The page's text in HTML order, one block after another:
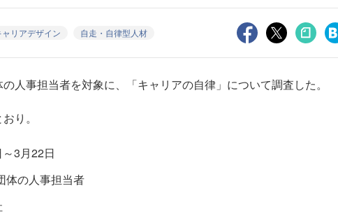
ャリアデザイン 自走・自律型人材
人事担当者を対象に、「キャリアの自律」について調査した。
り。
～3月22日
体の人事担当者